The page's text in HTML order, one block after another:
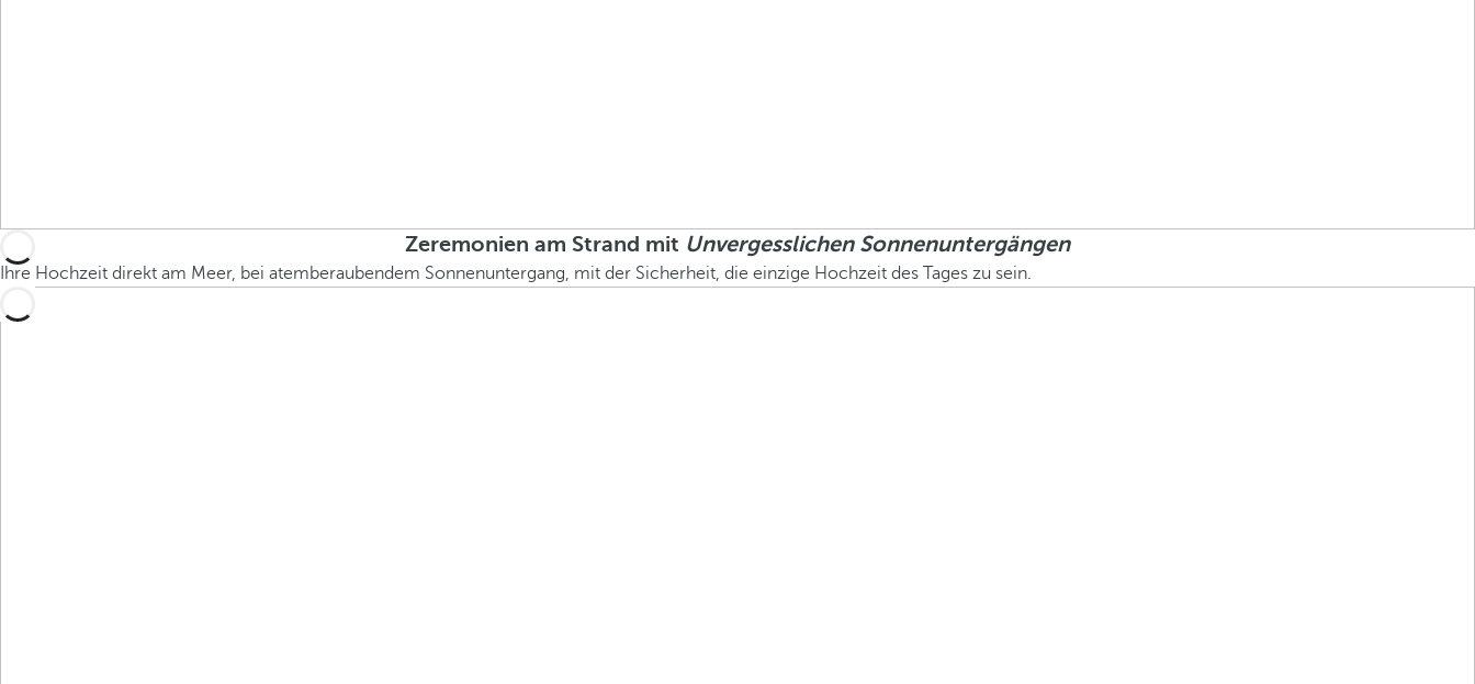
Zeremonien am Strand mit Unvergesslichen Sonnenuntergängen
Ihre Hochzeit direkt am Meer, bei atemberaubendem Sonnenuntergang, mit der Sicherheit, die einzige Hochzeit des Tages zu sein.